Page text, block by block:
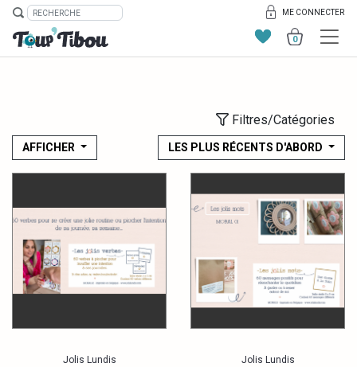
ME CONNECTER
0
Filtres/Catégories
AFFICHER LES PLUS RÉCENTS D'ABORD
Jolis Lundis
Jolis Lundis